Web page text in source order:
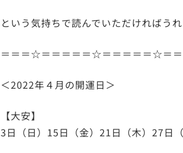
という気持ちで読んでいただければうれ
＝＝＝☆＝＝＝＝＝☆＝＝＝＝＝☆＝
＜2022年４月の開運日＞
【大安】
3日（日）15日（金）21日（木）27日（